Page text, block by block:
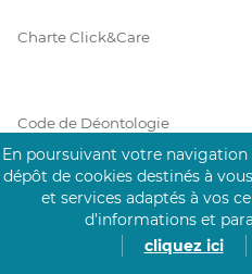
Charte Click&Care
Code de Déontologie
Mentions Légales
En poursuivant votre
dépôt de cookies destinés à
et services adaptés à vos
d’informations et
cliquez ici